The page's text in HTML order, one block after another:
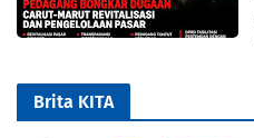
Brita KITA